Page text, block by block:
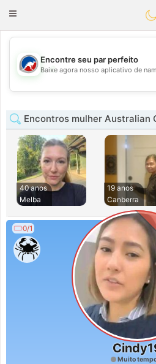
Australia
Toggle
💖
💕
Encontre seu par perfeito
Baixe agora nosso aplicativo de
Encontros mulher Australian
40 anos
Melba
19 anos
Canberra
0/1
Muito